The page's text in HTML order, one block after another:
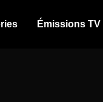
Émissions TV